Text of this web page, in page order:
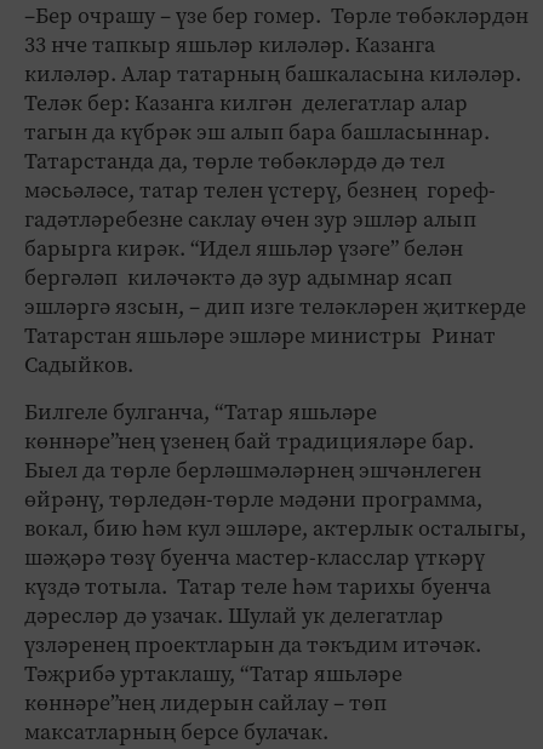
–Бер очрашу – үзе бер гомер. Төрле төбәкләрдән
33 нче тапкыр яшьләр киләләр. Казанга
киләләр. Алар татарның башкаласына киләләр.
Теләк бер: Казанга килгән делегатлар алар
тагын да күбрәк эш алып бара башласыннар.
Татарстанда да, төрле төбәкләрдә дә тел
мәсьәләсе, татар телен үстерү, безнең гореф-
гадәтләребезне саклау өчен зур эшләр алып
барырга кирәк. “Идел яшьләр үзәге” белән
бергәләп киләчәктә дә зур адымнар ясап
эшләргә язсын, – дип изге теләкләрен җиткерде
Татарстан яшьләре эшләре министры Ринат
Садыйков.
Билгеле булганча, “Татар яшьләре
көннәре”нең үзенең бай традицияләре бар.
Быел да төрле берләшмәләрнең эшчәнлеген
өйрәнү, төрледән-төрле мәдәни программа,
вокал, бию һәм кул эшләре, актерлык осталыгы,
шәҗәрә төзү буенча мастер-класслар үткәрү
күздә тотыла. Татар теле һәм тарихы буенча
дәресләр дә узачак. Шулай ук делегатлар
үзләренең проектларын да тәкъдим итәчәк.
Тәҗрибә уртаклашу, “Татар яшьләре
көннәре”нең лидерын сайлау – төп
максатларның берсе булачак.